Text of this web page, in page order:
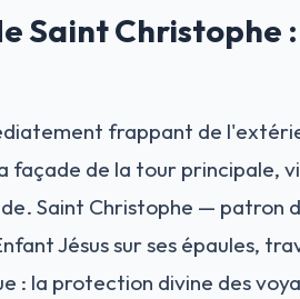
Saint Christophe
frappant de
façade de la tour principale,
Saint Christophe — patron
Jésus sur ses épaules,
: la protection divine des